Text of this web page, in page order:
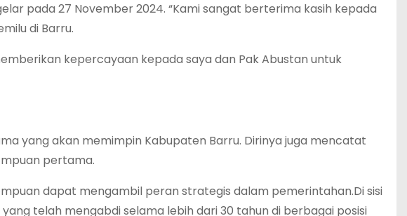
pada 27 November 2024. “Kami sangat berterima kasih kepada
di Barru.
kepercayaan kepada saya dan Pak Abustan untuk
yang akan memimpin Kabupaten Barru. Dirinya juga mencatat
pertama.
dapat mengambil peran strategis dalam pemerintahan.Di sisi
telah mengabdi selama lebih dari 30 tahun di berbagai posisi